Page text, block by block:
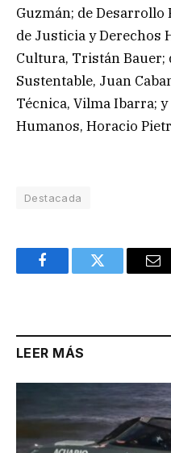
Guzmán; de
de Justicia y Derechos
Cultura, Tristán Bauer;
Sustentable, Juan
Técnica, Vilma Ibarra;
Humanos, Horacio
Destacada
FacebookTwitter
LEER MÁS